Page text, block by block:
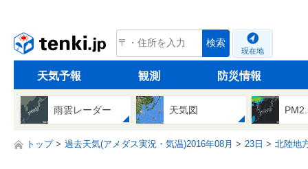
tenki.jp 検索
現在地
天気予報 観測 防災情報
雨雲レーダー 天気図
トップ 過去天気(アメダス実況・気温)2016年08月 23日 北陸地